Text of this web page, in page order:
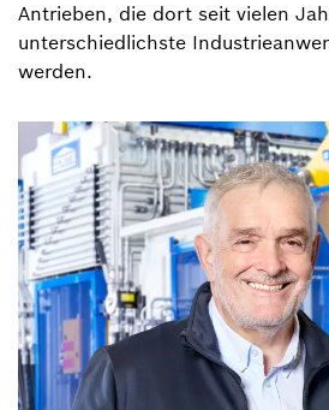
Antrieben, die dort seit vielen
unterschiedlichste
werden.